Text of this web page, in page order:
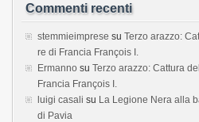
Commenti recenti
stemmieimprese su Terzo arazzo:
re di Francia François I.
Ermanno su Terzo arazzo: Cattura
Francia François I.
luigi casali su La Legione Nera alla
di Pavia